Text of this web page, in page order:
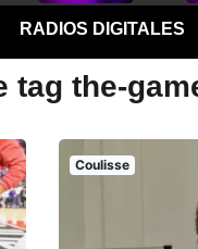
RADIOS DIGITALES
tag the-
Coulisse